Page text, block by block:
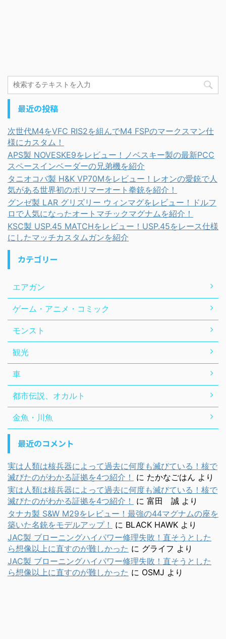
最近の投稿
次世代M4をVFC RIS2を組んでM4 FSPのマークスマン仕
様にカスタム！
APS製 NOVESKE9をレビュー！ノベスキー製の最新PCC
スペースインベーダーの兄弟機を紹介
タニオコバ製 H&K VP70Mをレビュー！レオンの愛銃で人
気がある世界初のポリマーオート拳銃を紹介！
グンゼ製 LAR グリズリー ウィンマグをレビュー！ドルフ
ロで人気になったオートマチックマグナムを紹介！
KSC製 USP.45 MATCHをレビュー！USP.45をレース仕様
にしたマッチカスタムガンを紹介
カテゴリー
エアガン
ゲーム・アニメ・コミック
モンスト
観光
車
都市伝説、オカルト
金魚・川魚
最近のコメント
実は人類は核兵器によって過去に何度も滅びている！核で
滅びたのがわかる証拠を4つ紹介！
に たかなごはん より
実は人類は核兵器によって過去に何度も滅びている！核で
滅びたのがわかる証拠を4つ紹介！
に 富田 誠 より
タナカ製 S&W M29をレビュー！最強の44マグナムの座を
築いた名銃をモデルアップ！
に BLACK HAWK より
JAC製 ブローニングハイパワー修理失敗！直そうとした
ら想像以上に直すのが難しかった に グライフ より
JAC製 ブローニングハイパワー修理失敗！直そうとした
ら想像以上に直すのが難しかった に OSMJ より